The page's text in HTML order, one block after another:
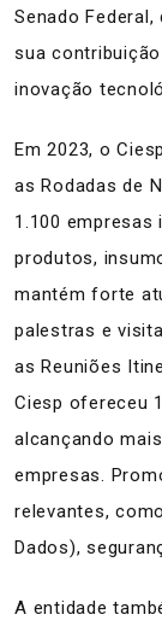
Senado
sua
inovação
Em 2023, o
as Rodadas de
1.100
produtos,
mantém forte
palestras e
as Reuniões
Ciesp ofereceu
alcançando
empresas.
relevantes,
Dados),
A entidade